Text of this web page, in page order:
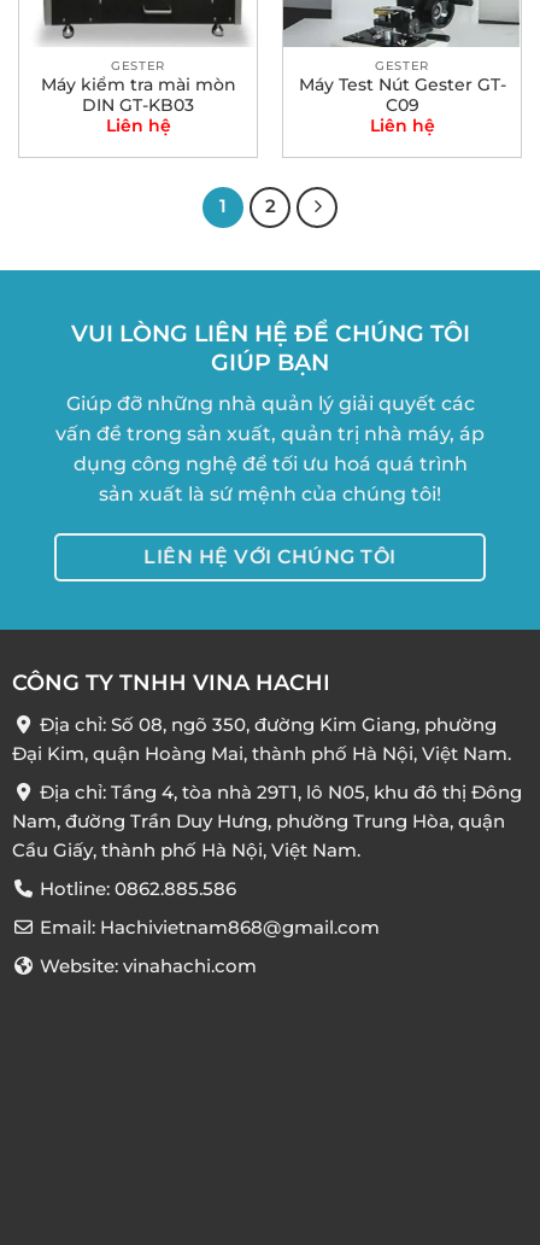
GESTER
Máy kiểm tra mài mòn
DIN GT-KB03
Liên hệ
GESTER
Máy Test Nút Gester GT-
C09
Liên hệ
1 2
VUI LÒNG LIÊN HỆ ĐỂ CHÚNG TÔI
GIÚP BẠN
Giúp đỡ những nhà quản lý giải quyết các
vấn đề trong sản xuất, quản trị nhà máy, áp
dụng công nghệ để tối ưu hoá quá trình
sản xuất là sứ mệnh của chúng tôi!
LIÊN HỆ VỚI CHÚNG TÔI
CÔNG TY TNHH VINA HACHI
Địa chỉ: Số 08, ngõ 350, đường Kim Giang, phường
Đại Kim, quận Hoàng Mai, thành phố Hà Nội, Việt Nam.
Địa chỉ: Tầng 4, tòa nhà 29T1, lô N05, khu đô thị Đông
Nam, đường Trần Duy Hưng, phường Trung Hòa, quận
Cầu Giấy, thành phố Hà Nội, Việt Nam.
Hotline: 0862.885.586
Email: Hachivietnam868@gmail.com
Website: vinahachi.com